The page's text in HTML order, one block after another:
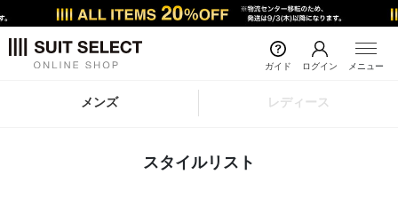
ガイド ログイン メニュー
メンズ レディース
スタイルリスト